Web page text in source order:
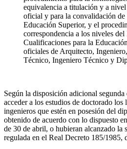
equivalencia a titulación y a
oficial y para la convalidación de
Educación Superior, y el
correspondencia a los niveles
Cualificaciones para la
oficiales de Arquitecto,
Técnico, Ingeniero Técnico y
Según la disposición adicional
acceder a los estudios de doctorado
ingenieros que estén en posesión del
obtenido de acuerdo con lo dispuesto
de 30 de abril, o hubieran alcanzado la
regulada en el Real Decreto 185/1985,